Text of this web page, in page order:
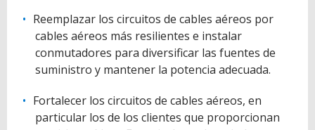
Reemplazar los circuitos de cables aéreos por
cables aéreos más resilientes e instalar
conmutadores para diversificar las fuentes de
suministro y mantener la potencia adecuada.
Fortalecer los circuitos de cables aéreos, en
particular los de los clientes que proporcionan